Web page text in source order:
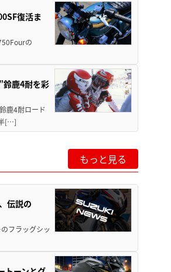
復活ま
の
鈴鹿4耐を彩
鹿4耐ロード
[…]
もっと見る
伝説の
フラッグシッ